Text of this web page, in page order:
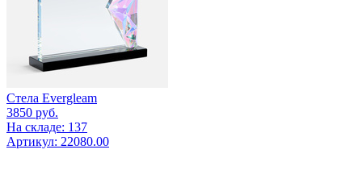
Стела Evergleam
3850 руб.
На складе: 137
Артикул: 22080.00